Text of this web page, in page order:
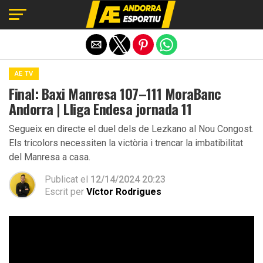
AE TV
Final: Baxi Manresa 107–111 MoraBanc
Andorra | Lliga Endesa jornada 11
Segueix en directe el duel dels de Lezkano al Nou Congost.
Els tricolors necessiten la victòria i trencar la imbatibilitat
del Manresa a casa.
Publicat el 12/14/2024 20:23
Escrit per Víctor Rodrigues
Exit mobile version